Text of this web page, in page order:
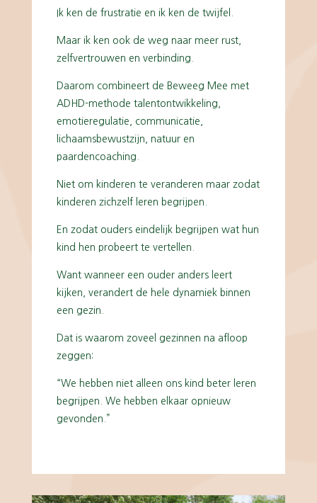
Ik ken de frustratie en ik ken de twijfel.
Maar ik ken ook de weg naar meer rust,
zelfvertrouwen en verbinding.
Daarom combineert de Beweeg Mee met
ADHD-methode talentontwikkeling,
emotieregulatie, communicatie,
lichaamsbewustzijn, natuur en
paardencoaching.
Niet om kinderen te veranderen maar zodat
kinderen zichzelf leren begrijpen.
En zodat ouders eindelijk begrijpen wat hun
kind hen probeert te vertellen.
Want wanneer een ouder anders leert
kijken, verandert de hele dynamiek binnen
een gezin.
Dat is waarom zoveel gezinnen na afloop
zeggen:
“We hebben niet alleen ons kind beter leren
begrijpen. We hebben elkaar opnieuw
gevonden.”